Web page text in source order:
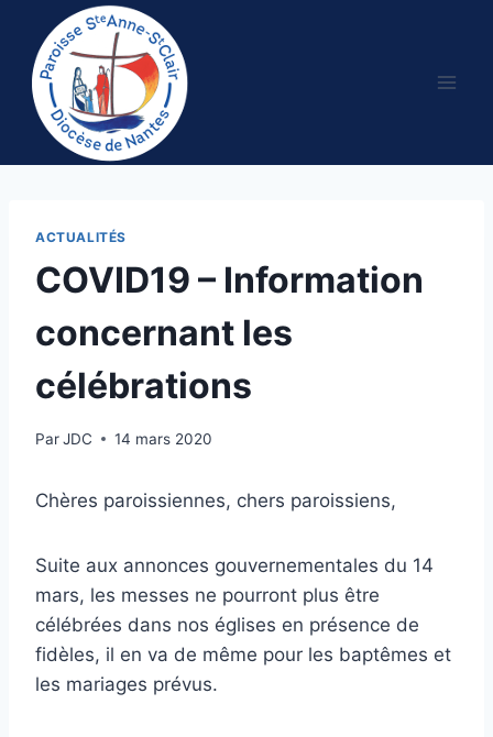
contenu
ACTUALITÉS
COVID19 – Information
concernant les
célébrations
ParJDC 14 mars 2020
Chères paroissiennes, chers paroissiens,
Suite aux annonces gouvernementales du 14
mars, les messes ne pourront plus être
célébrées dans nos églises en présence de
fidèles, il en va de même pour les baptêmes et
les mariages prévus.